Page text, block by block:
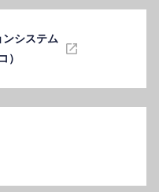
システム
）